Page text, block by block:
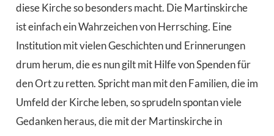
diese Kirche so besonders macht. Die Martinskirche
ist einfach ein Wahrzeichen von Herrsching. Eine
Institution mit vielen Geschichten und Erinnerungen
drum herum, die es nun gilt mit Hilfe von Spenden für
den Ort zu retten. Spricht man mit den Familien, die im
Umfeld der Kirche leben, so sprudeln spontan viele
Gedanken heraus, die mit der Martinskirche in